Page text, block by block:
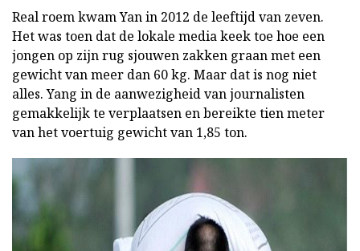
Real roem kwam Yan in 2012 de leeftijd van zeven.
Het was toen dat de lokale media keek toe hoe een
jongen op zijn rug sjouwen zakken graan met een
gewicht van meer dan 60 kg. Maar dat is nog niet
alles. Yang in de aanwezigheid van journalisten
gemakkelijk te verplaatsen en bereikte tien meter
van het voertuig gewicht van 1,85 ton.